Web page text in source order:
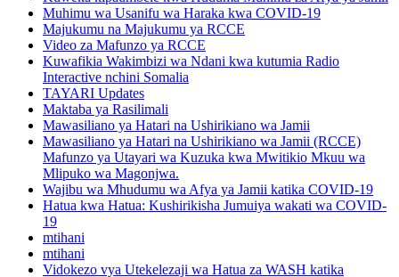
Muhimu wa Usanifu wa Haraka kwa COVID-19
Majukumu na Majukumu ya RCCE
Video za Mafunzo ya RCCE
Kuwafikia Wakimbizi wa Ndani kwa kutumia Radio
Interactive nchini Somalia
TAYARI Updates
Maktaba ya Rasilimali
Mawasiliano ya Hatari na Ushirikiano wa Jamii
Mawasiliano ya Hatari na Ushirikiano wa Jamii (RCCE)
Mafunzo ya Utayari wa Kuzuka kwa Mwitikio Mkuu wa
Mlipuko wa Magonjwa.
Wajibu wa Mhudumu wa Afya ya Jamii katika COVID-19
Hatua kwa Hatua: Kushirikisha Jumuiya wakati wa COVID-
19
mtihani
mtihani
Vidokezo vya Utekelezaji wa Hatua za WASH katika